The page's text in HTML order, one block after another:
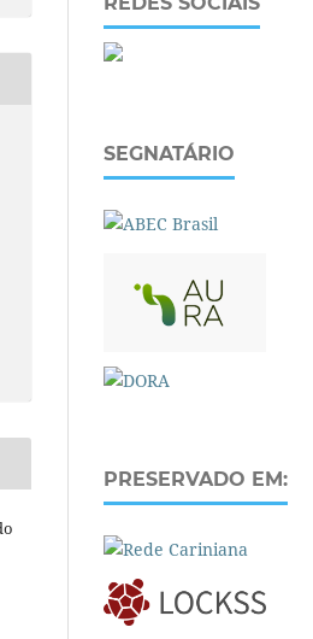
SEGNATÁRIO
PRESERVADO EM: